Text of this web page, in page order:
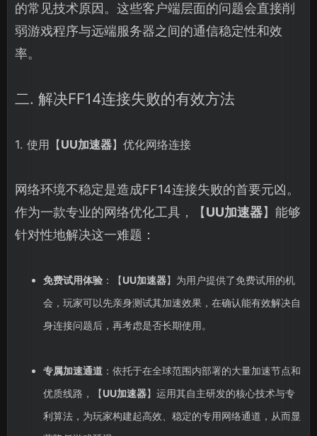
的常见技术原因。这些客户端层面的问题会直接削
弱游戏程序与远端服务器之间的通信稳定性和效
率。
二. 解决FF14连接失败的有效方法
1. 使用【UU加速器】优化网络连接
网络环境不稳定是造成FF14连接失败的首要元凶。
作为一款专业的网络优化工具，【UU加速器】能够
针对性地解决这一难题：
免费试用体验：【UU加速器】为用户提供了免费试用的机
会，玩家可以先亲身测试其加速效果，在确认能有效解决自
身连接问题后，再考虑是否长期使用。
专属加速通道：依托于在全球范围内部署的大量加速节点和
优质线路，【UU加速器】运用其自主研发的核心技术与专
利算法，为玩家构建起高效、稳定的专用网络通道，从而显